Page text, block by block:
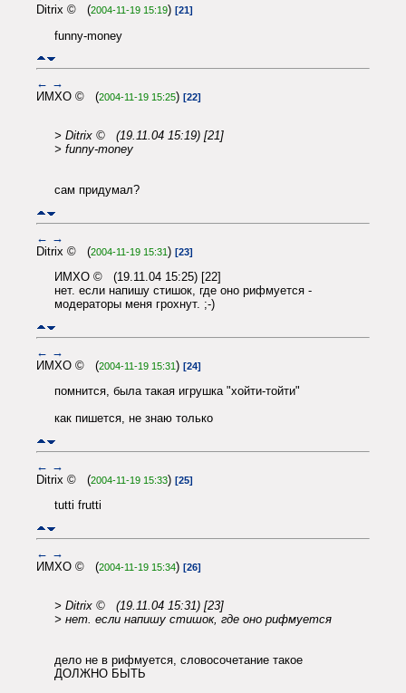
Ditrix © (2004-11-19 15:19) [21]
funny-money
← →
ИМХО © (2004-11-19 15:25) [22]
> Ditrix © (19.11.04 15:19) [21]
> funny-money
сам придумал?
← →
Ditrix © (2004-11-19 15:31) [23]
ИМХО © (19.11.04 15:25) [22]
нет. если напишу стишок, где оно рифмуется -
модераторы меня грохнут. ;-)
← →
ИМХО © (2004-11-19 15:31) [24]
помнится, была такая игрушка "хойти-тойти"
как пишется, не знаю только
← →
Ditrix © (2004-11-19 15:33) [25]
tutti frutti
← →
ИМХО © (2004-11-19 15:34) [26]
> Ditrix © (19.11.04 15:31) [23]
> нет. если напишу стишок, где оно рифмуется
дело не в рифмуется, словосочетание такое
ДОЛЖНО БЫТЬ